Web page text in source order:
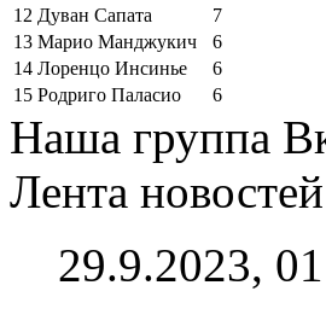
12 Дуван Сапата
7
13 Марио Манджукич
6
14 Лоренцо Инсинье
6
15 Родриго Паласио 6
Наша группа
Лента
29.9.2023,